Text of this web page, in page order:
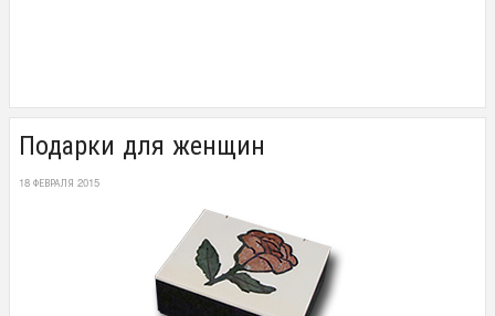
Подарки для женщин
18 ФЕВРАЛЯ 2015